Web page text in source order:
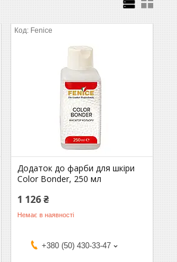
Fenice
Додаток до фарби для шкіри
Color Bonder, 250 мл
1 126 ₴
Немає в наявності
+380 (50) 430-33-47